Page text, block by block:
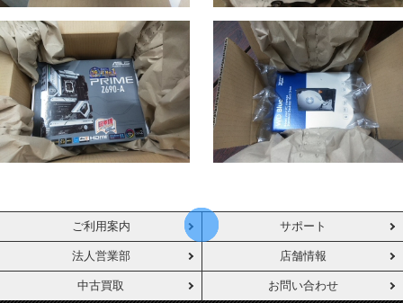
ご利用案内 サポート
法人営業部 店舗情報
中古買取 お問い合わせ